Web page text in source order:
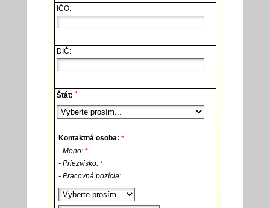
IČO:
DIČ:
Štát: *
Kontaktná osoba: *
- Meno: *
- Priezvisko: *
- Pracovná pozícia: